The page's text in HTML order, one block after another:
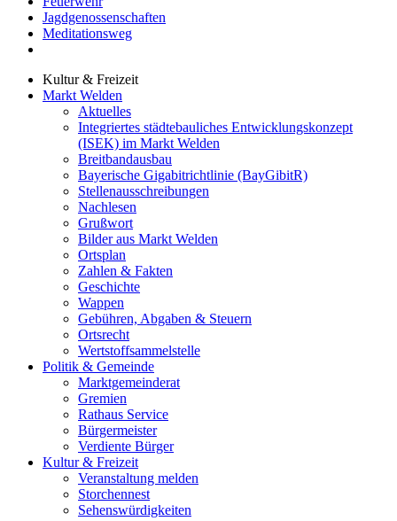
Jagdgenossenschaften
Meditationsweg
Kultur & Freizeit
Markt Welden
Aktuelles
Integriertes städtebauliches Entwicklungskonzept
(ISEK) im Markt Welden
Breitbandausbau
Bayerische Gigabitrichtlinie (BayGibitR)
Stellenausschreibungen
Nachlesen
Grußwort
Bilder aus Markt Welden
Ortsplan
Zahlen & Fakten
Geschichte
Wappen
Gebühren, Abgaben & Steuern
Ortsrecht
Wertstoffsammelstelle
Politik & Gemeinde
Marktgemeinderat
Gremien
Rathaus Service
Bürgermeister
Verdiente Bürger
Kultur & Freizeit
Veranstaltung melden
Storchennest
Sehenswürdigkeiten